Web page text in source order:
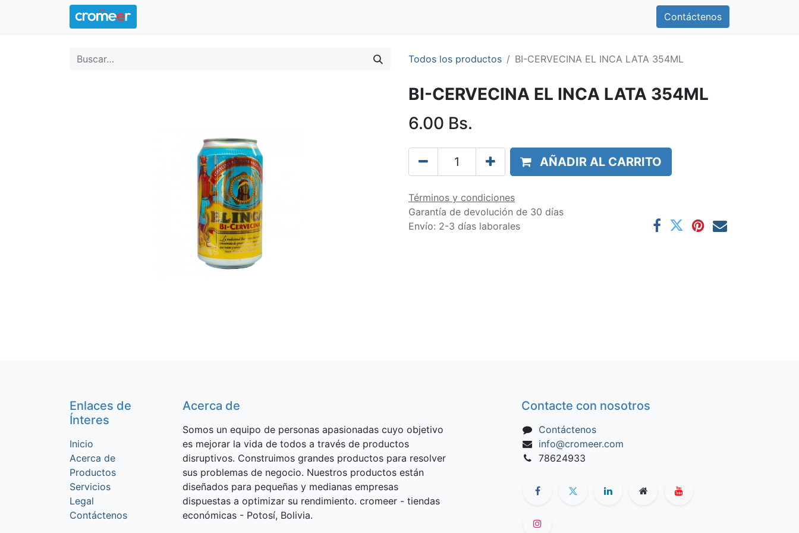
Contáctenos
Todos los productos BI-CERVECINA EL INCA LATA 354ML
BI-CERVECINA EL INCA LATA 354ML
6.00 Bs.
AÑADIR AL CARRITO
Términos y condiciones
Garantía de devolución de 30 días
Envío: 2-3 días laborales
Enlaces de
Ínteres
Inicio
Acerca de
Productos
Servicios
Legal
Contáctenos
Acerca de
Somos un equipo de personas apasionadas cuyo objetivo
es mejorar la vida de todos a través de productos
disruptivos. Construimos grandes productos para resolver
sus problemas de negocio. Nuestros productos están
diseñados para pequeñas y medianas empresas
dispuestas a optimizar su rendimiento. cromeer - tiendas
económicas - Potosí, Bolivia.
Contacte con nosotros
Contáctenos
info@cromeer.com
78624933​